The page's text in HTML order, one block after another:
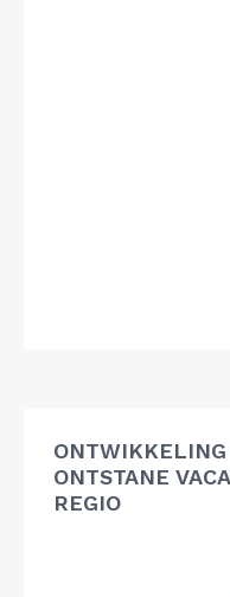
ONTSTANE
REGIO